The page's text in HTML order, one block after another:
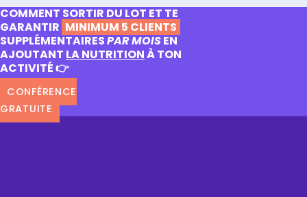
COMMENT SORTIR DU LOT ET TE
GARANTIR MINIMUM 5 CLIENTS
SUPPLÉMENTAIRESPAR MOISEN
AJOUTANT LA NUTRITIONÀ TON
ACTIVITÉ 👉
CONFÉRENCE
GRATUITE